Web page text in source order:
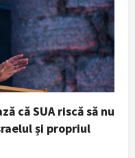
că SUA riscă să nu
și propriul